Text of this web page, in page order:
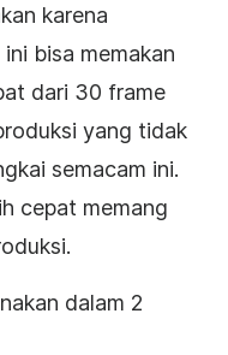
karena
bisa memakan
dari 30 frame
yang tidak
semacam ini.
cepat memang
dalam 2